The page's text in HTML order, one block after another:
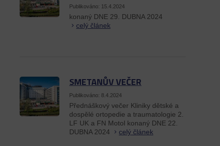
Publikováno: 15.4.2024
konaný DNE 29. DUBNA 2024
celý článek
SMETANŮV VEČER
Publikováno: 8.4.2024
Přednáškový večer Kliniky dětské a
dospělé ortopedie a traumatologie 2.
LF UK a FN Motol konaný DNE 22.
DUBNA 2024
celý článek